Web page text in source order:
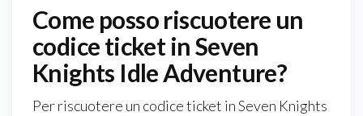
Come posso riscuotere un
codice ticket in Seven
Knights Idle Adventure?
Per riscuotere un codice ticket in Seven Knights